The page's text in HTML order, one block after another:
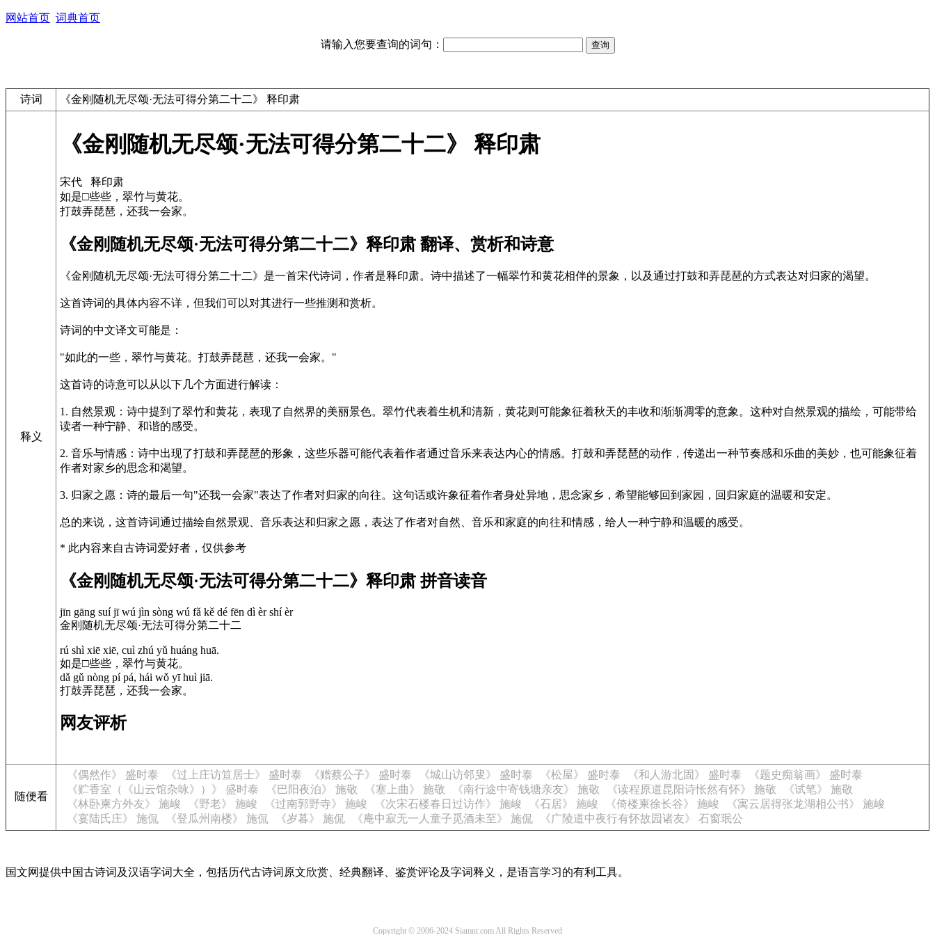
网站首页 词典首页
请输入您要查询的词句：
诗词 《金刚随机无尽颂·无法可得分第二十二》 释印肃
释义
《金刚随机无尽颂·无法可得分第二十二》 释印肃
宋代 释印肃
如是□些些，翠竹与黄花。
打鼓弄琵琶，还我一会家。
《金刚随机无尽颂·无法可得分第二十二》释印肃 翻译、赏析和诗意
《金刚随机无尽颂·无法可得分第二十二》是一首宋代诗词，作者是释印肃。诗中描述了一幅翠竹和黄花相伴的景象，以及通过打鼓和弄琵琶的方式表达对归家的渴望。
这首诗词的具体内容不详，但我们可以对其进行一些推测和赏析。
诗词的中文译文可能是：
"如此的一些，翠竹与黄花。打鼓弄琵琶，还我一会家。"
这首诗的诗意可以从以下几个方面进行解读：
1. 自然景观：诗中提到了翠竹和黄花，表现了自然界的美丽景色。翠竹代表着生机和清新，黄花则可能象征着秋天的丰收和渐渐凋零的意象。这种对自然景观的描绘，可能带给
读者一种宁静、和谐的感受。
2. 音乐与情感：诗中出现了打鼓和弄琵琶的形象，这些乐器可能代表着作者通过音乐来表达内心的情感。打鼓和弄琵琶的动作，传递出一种节奏感和乐曲的美妙，也可能象征着
作者对家乡的思念和渴望。
3. 归家之愿：诗的最后一句"还我一会家"表达了作者对归家的向往。这句话或许象征着作者身处异地，思念家乡，希望能够回到家园，回归家庭的温暖和安定。
总的来说，这首诗词通过描绘自然景观、音乐表达和归家之愿，表达了作者对自然、音乐和家庭的向往和情感，给人一种宁静和温暖的感受。
* 此内容来自古诗词爱好者，仅供参考
《金刚随机无尽颂·无法可得分第二十二》释印肃 拼音读音
jīn gāng suí jī wú jìn sòng wú fǎ kě dé fēn dì èr shí èr
金刚随机无尽颂·无法可得分第二十二
rú shì xiē xiē, cuì zhú yǔ huáng huā.
如是□些些，翠竹与黄花。
dǎ gǔ nòng pí pá, hái wǒ yī huì jiā.
打鼓弄琵琶，还我一会家。
网友评析
随便看
《偶然作》 盛时泰 《过上庄访笪居士》 盛时泰 《赠蔡公子》 盛时泰 《城山访邻叟》 盛时泰 《松屋》 盛时泰 《和人游北固》 盛时泰
《题史痴翁画》 盛时泰
《贮香室（《山云馆杂咏》）》 盛时泰
《巴阳夜泊》 施敬 《塞上曲》 施敬 《南行途中寄钱塘亲友》 施敬 《读程原道昆阳诗怅然有怀》 施敬
《试笔》 施敬
《林卧柬方外友》 施峻
《野老》 施峻 《过南郭野寺》 施峻 《次宋石楼春日过访作》 施峻 《石居》 施峻 《倚楼柬徐长谷》 施峻
《寓云居得张龙湖相公书》 施峻
《宴陆氏庄》 施侃
《登瓜州南楼》 施侃 《岁暮》 施侃 《庵中寂无一人童子觅酒未至》 施侃 《广陵道中夜行有怀故园诸友》 石窗珉公
国文网提供中国古诗词及汉语字词大全，包括历代古诗词原文欣赏、经典翻译、鉴赏评论及字词释义，是语言学习的有利工具。
Copyright © 2006-2024 Siamnt.com All Rights Reserved